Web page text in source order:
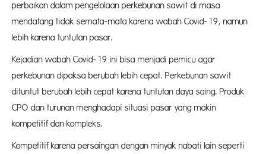
perbaikan dalam pengelolaan perkebunan sawit di masa
mendatang tidak semata-mata karena wabah Covid-19, namun
lebih karena tuntutan pasar.
Kejadian wabah Covid-19 ini bisa menjadi pemicu agar
perkebunan dipaksa berubah lebih cepat. Perkebunan sawit
dituntut berubah lebih cepat karena tuntutan daya saing. Produk
CPO dan turunan menghadapi situasi pasar yang makin
kompetitif dan kompleks.
Kompetitif karena persaingan dengan minyak nabati lain seperti